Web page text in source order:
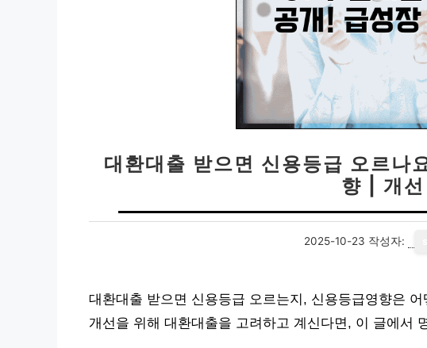
대환대출 받으면 신용등급 오르나
향 | 개선
2025-10-23 작성자:
대환대출 받으면 신용등급 오르는지, 신용등급영향은
개선을 위해 대환대출을 고려하고 계신다면, 이 글에서